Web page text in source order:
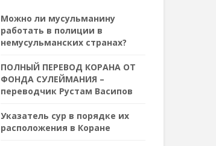
Можно ли мусульманину
работать в полиции в
немусульманских странах?
ПОЛНЫЙ ПЕРЕВОД КОРАНА ОТ
ФОНДА СУЛЕЙМАНИЯ –
переводчик Рустам Васипов
Указатель сур в порядке их
расположения в Коране